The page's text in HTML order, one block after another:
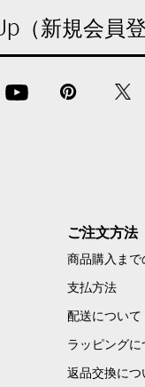
（新規会員登
ご注文方法
商品購入まで
支払方法
配送について
ラッピングに
返品交換につ